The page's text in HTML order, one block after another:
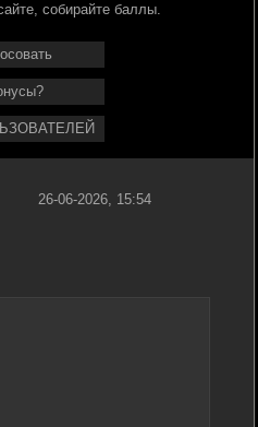
собирайте баллы.
26-06-2026, 15:54